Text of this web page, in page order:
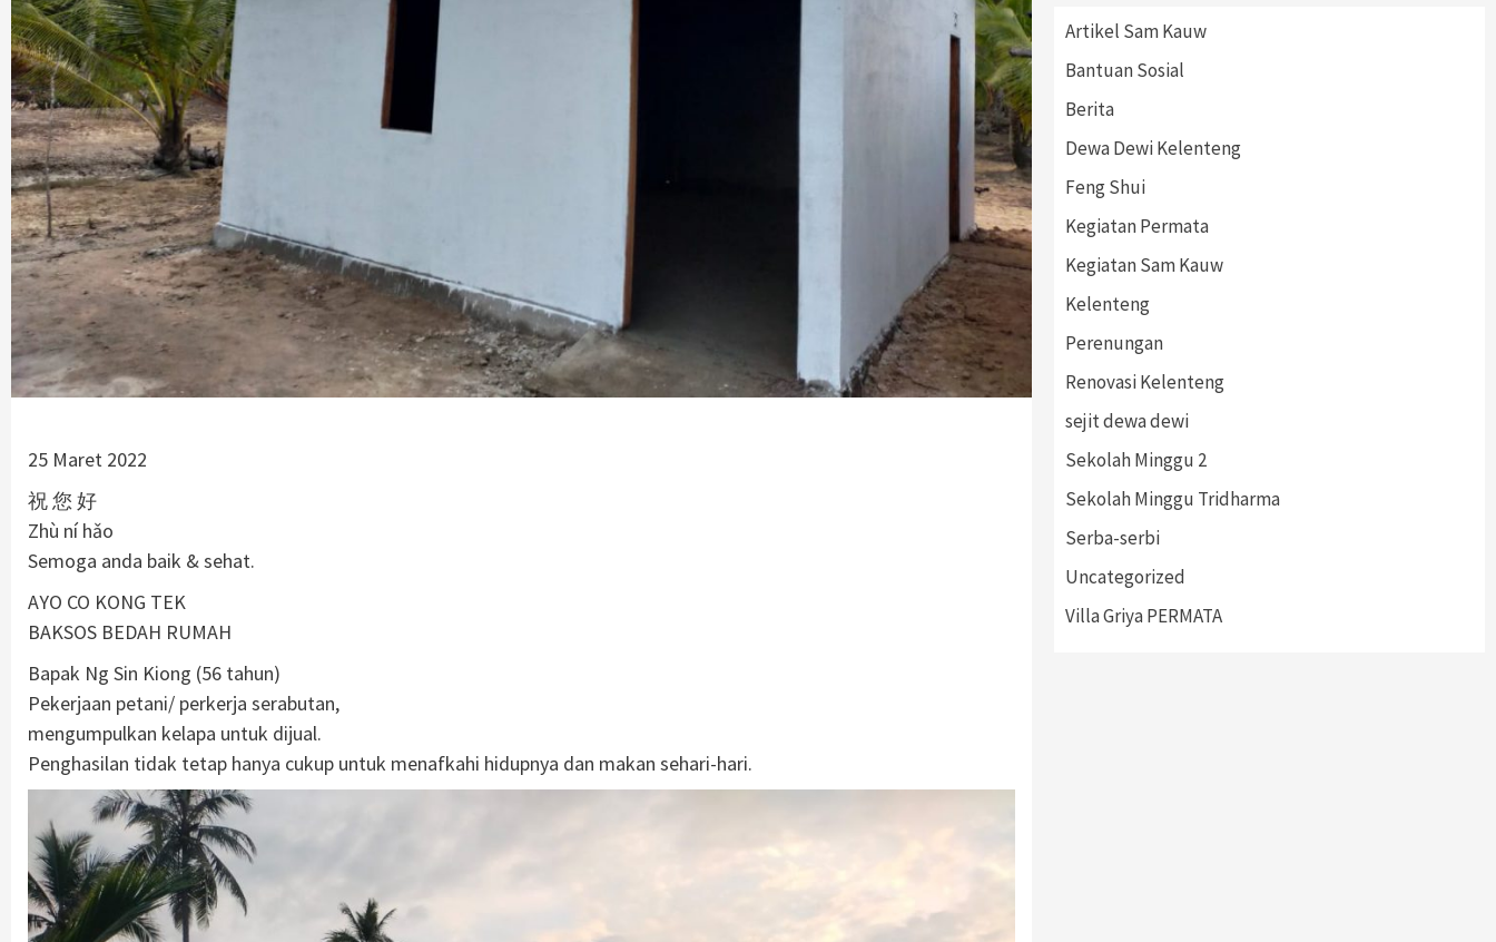
25 Maret 2022
祝 您 好
Zhù ní hǎo
Semoga anda baik & sehat.
AYO CO KONG TEK
BAKSOS BEDAH RUMAH
Bapak Ng Sin Kiong (56 tahun)
Pekerjaan petani/ perkerja serabutan,
mengumpulkan kelapa untuk dijual.
Penghasilan tidak tetap hanya cukup untuk menafkahi hidupnya dan makan sehari-hari.
Artikel Sam Kauw
Bantuan Sosial
Berita
Dewa Dewi Kelenteng
Feng Shui
Kegiatan Permata
Kegiatan Sam Kauw
Kelenteng
Perenungan
Renovasi Kelenteng
sejit dewa dewi
Sekolah Minggu 2
Sekolah Minggu Tridharma
Serba-serbi
Uncategorized
Villa Griya PERMATA